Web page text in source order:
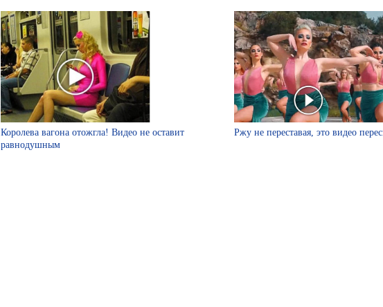
Королева вагона отожгла! Видео не оставит
равнодушным
Ржу не переставая, это видео